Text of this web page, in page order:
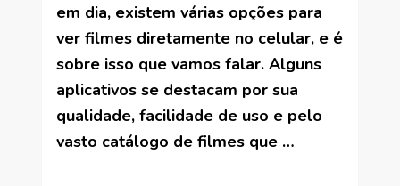
em dia, existem várias opções para
ver filmes diretamente no celular, e é
sobre isso que vamos falar. Alguns
aplicativos se destacam por sua
qualidade, facilidade de uso e pelo
vasto catálogo de filmes que …